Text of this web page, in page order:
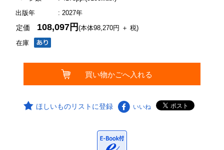
出版年
: 2027年
在庫
定価 108,097円(本体98,270円 ＋ 税)
ほしいものリストに登録 いいね